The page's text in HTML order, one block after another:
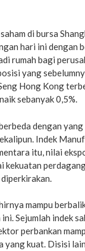
di bursa
hari ini dengan
rumah bagi
yang
Hong Kong
sebanyak 0,5%.
dengan
Indek
itu, nilai
kekuatan
mampu
Sejumlah indek
perbankan
yang kuat. Disisi